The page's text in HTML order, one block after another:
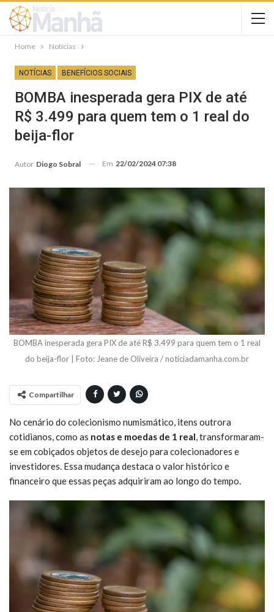
Home Notícias
NOTÍCIAS BENEFÍCIOS SOCIAIS
BOMBA inesperada gera PIX de até
R$ 3.499 para quem tem o 1 real do
beija-flor
Autor Diogo Sobral Em 22/02/2024 07:38
BOMBA inesperada gera PIX de até R$ 3.499 para quem tem o 1 real
do beija-flor | Foto: Jeane de Oliveira / noticiadamanha.com.br
Compartilhar
No cenário do colecionismo numismático, itens outrora
cotidianos, como as notas e moedas de 1 real, transformaram-
se em cobiçados objetos de desejo para colecionadores e
investidores. Essa mudança destaca o valor histórico e
financeiro que essas peças adquiriram ao longo do tempo.